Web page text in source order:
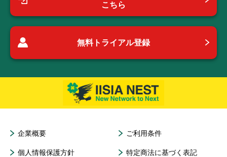
こちら
無料トライアル登録
企業概要 ご利用条件
個人情報保護方針 特定商法に基づく表記